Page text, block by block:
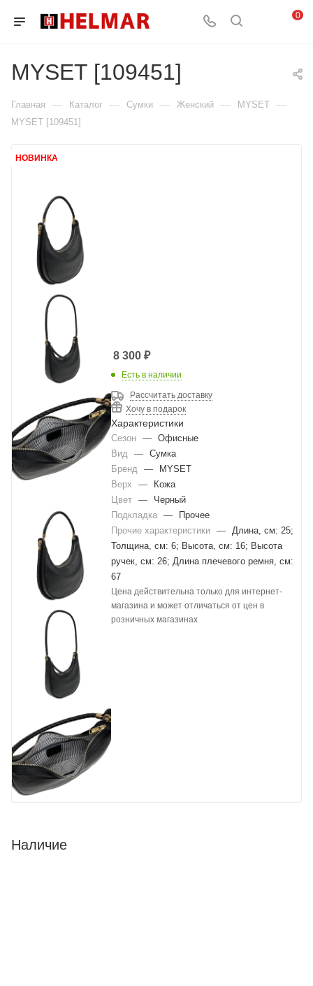
0
MYSET [109451]
Главная — Каталог — Сумки — Женский — MYSET —
MYSET [109451]
НОВИНКА
8 300 ₽
Есть в наличии
Рассчитать доставку
Хочу в подарок
Характеристики
Сезон — Офисные
Вид
— Сумка
Бренд
—
MYSET
Верх
—
Кожа
Цвет —
Черный
Подкладка —
Прочее
Прочие характеристики —
Длина, см: 25;
Толщина, см: 6; Высота, см: 16; Высота
ручек, см: 26; Длина плечевого ремня, см:
67
Цена действительна только для интернет-
магазина и может отличаться от цен в
розничных магазинах
Наличие